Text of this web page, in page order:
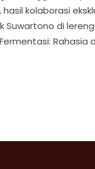
hasil kolaborasi
Suwartono di
Rahasia